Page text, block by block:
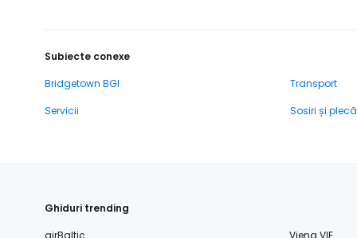
Subiecte conexe
Bridgetown BGI
Transport
Servicii
Sosiri și
Ghiduri trending
airBaltic
Viena VIE